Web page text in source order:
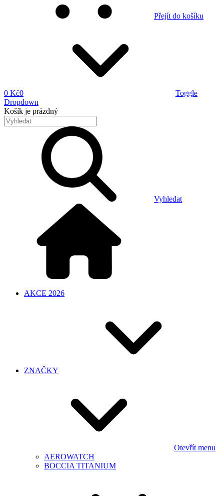
Přejít do košíku
0 Kč0
Toggle
Dropdown
Košík je prázdný
Vyhledat
AKCE 2026
ZNAČKY
Otevřít menu
AEROWATCH
BOCCIA TITANIUM